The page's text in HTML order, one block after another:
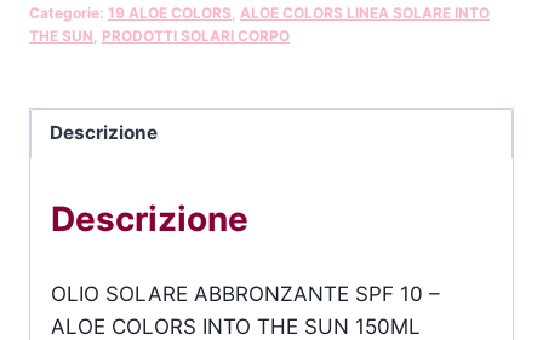
Categorie: 19 ALOE COLORS ALOE COLORS LINEA SOLARE INTO
THE SUN PRODOTTI SOLARI CORPO
Descrizione
Descrizione
OLIO SOLARE ABBRONZANTE SPF 10 –
ALOE COLORS INTO THE SUN 150ML